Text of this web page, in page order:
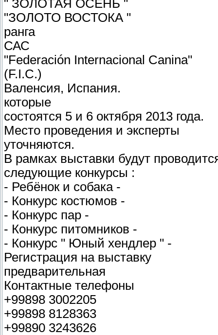
" ЗОЛОТАЯ ОСЕНЬ "
"ЗОЛОТО ВОСТОКА "
ранга
САС
"Federación Internacional Canina"
(F.I.С.)
Валенсия, Испания.
которые
состоятся 5 и 6 октября 2013 года.
Место проведения и эксперты
уточняются.
В рамках выставки будут
следующие конкурсы :
- Ребёнок и собака -
- Конкурс костюмов -
- Конкурс пар -
- Конкурс питомников -
- Конкурс " Юный хендлер " -
Регистрация на выставку
предварительная
Контактные телефоны
+99898 3002205
+99898 8128363
+99890 3243626